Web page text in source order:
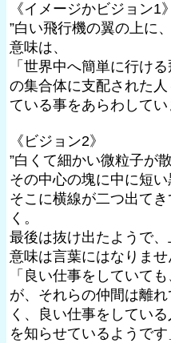
《イメージかビジョン1》
”白い飛行機の翼の上に
意味は、
「世界中へ簡単に行け
の集合体に支配された
ている事をあらわしてい
《ビジョン2》
”白くて細かい微粒子が
その中心の塊に中に短い
そこに横線が二つ出て
く。
最後は抜け出たようで
意味は言葉にはなりませ
「良い仕事をしていて
が、それらの仲間は離
く、良い仕事をしてい
を知らせているようです